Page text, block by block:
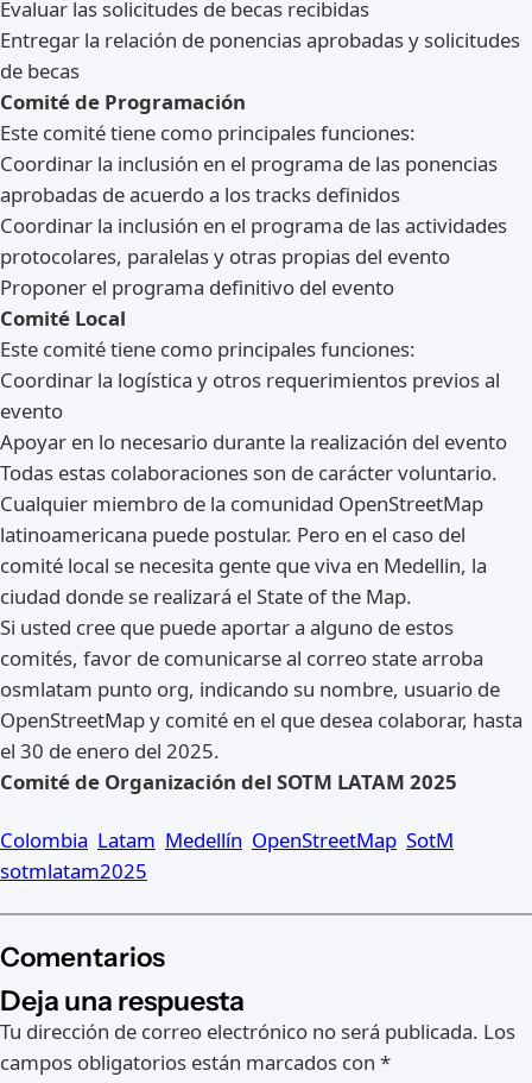
Evaluar las solicitudes de becas recibidas
Entregar la relación de ponencias aprobadas y solicitudes
de becas
Comité de Programación
Este comité tiene como principales funciones:
Coordinar la inclusión en el programa de las ponencias
aprobadas de acuerdo a los tracks definidos
Coordinar la inclusión en el programa de las actividades
protocolares, paralelas y otras propias del evento
Proponer el programa definitivo del evento
Comité Local
Este comité tiene como principales funciones:
Coordinar la logística y otros requerimientos previos al
evento
Apoyar en lo necesario durante la realización del evento
Todas estas colaboraciones son de carácter voluntario.
Cualquier miembro de la comunidad OpenStreetMap
latinoamericana puede postular. Pero en el caso del
comité local se necesita gente que viva en Medellin, la
ciudad donde se realizará el State of the Map.
Si usted cree que puede aportar a alguno de estos
comités, favor de comunicarse al correo state arroba
osmlatam punto org, indicando su nombre, usuario de
OpenStreetMap y comité en el que desea colaborar, hasta
el 30 de enero del 2025.
Comité de Organización del SOTM LATAM 2025
Colombia Latam Medellín OpenStreetMap SotM
sotmlatam2025
Comentarios
Deja una respuesta
Tu dirección de correo electrónico no será publicada. Los
campos obligatorios están marcados con *